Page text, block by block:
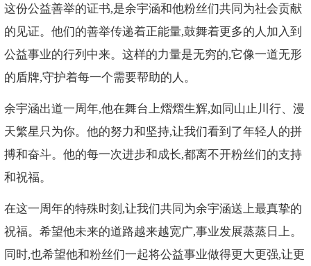
这份公益善举的证书,是余宇涵和他粉丝们共同为社会贡献
的见证。他们的善举传递着正能量,鼓舞着更多的人加入到
公益事业的行列中来。这样的力量是无穷的,它像一道无形
的盾牌,守护着每一个需要帮助的人。
余宇涵出道一周年,他在舞台上熠熠生辉,如同山止川行、漫
天繁星只为你。他的努力和坚持,让我们看到了年轻人的拼
搏和奋斗。他的每一次进步和成长,都离不开粉丝们的支持
和祝福。
在这一周年的特殊时刻,让我们共同为余宇涵送上最真挚的
祝福。希望他未来的道路越来越宽广,事业发展蒸蒸日上。
同时,也希望他和粉丝们一起将公益事业做得更大更强,让更